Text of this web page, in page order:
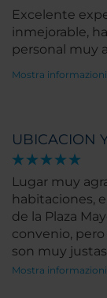
Excelente
inmejorable,
personal muy
Mostra informazioni
UBICACION
Lugar muy
habitaciones,
de la Plaza
convenio, pero
son muy justas
Mostra informazioni